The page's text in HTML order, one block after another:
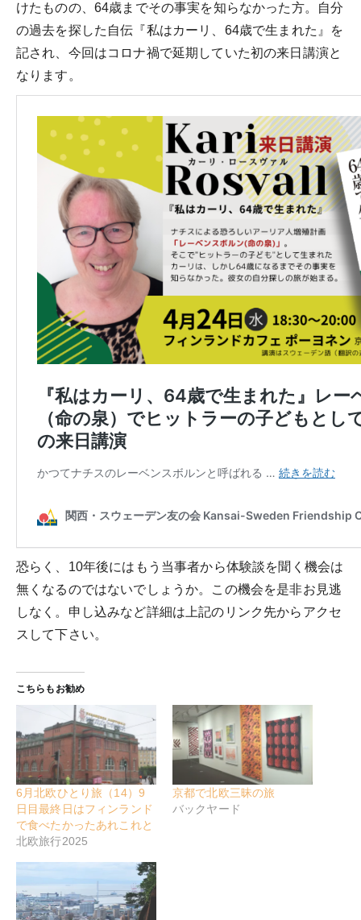
けたものの、64歳までその事実を知らなかった方。自分
の過去を探した自伝『私はカーリ、64歳で生まれた』を
記され、今回はコロナ禍で延期していた初の来日講演と
なります。
恐らく、10年後にはもう当事者から体験談を聞く機会は
無くなるのではないでしょうか。この機会を是非お見逃
しなく。申し込みなど詳細は上記のリンク先からアクセ
スして下さい。
こちらもお勧め
6月北欧ひとり旅（14）9
日目最終日はフィンランド
で食べたかったあれこれと
北欧旅行2025
京都で北欧三昧の旅
バックヤード